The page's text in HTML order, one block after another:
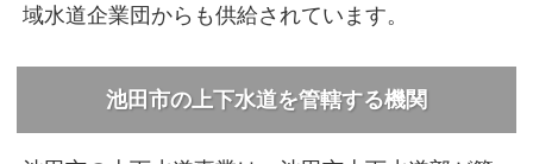
域水道企業団からも供給されています。
池田市の上下水道を管轄する機関